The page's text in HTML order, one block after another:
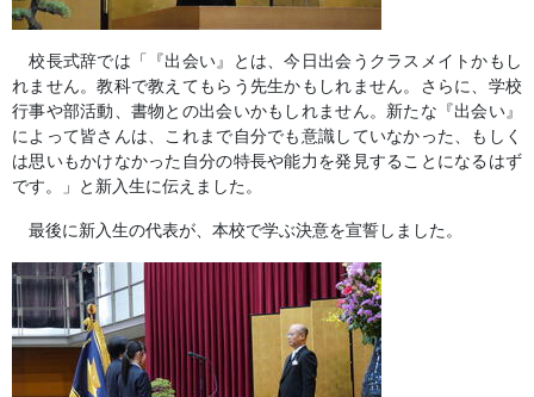
校長式辞では「『出会い』とは、今日出会うクラスメイトかもし
れません。教科で教えてもらう先生かもしれません。さらに、学校
行事や部活動、書物との出会いかもしれません。新たな『出会い』
によって皆さんは、これまで自分でも意識していなかった、もしく
は思いもかけなかった自分の特長や能力を発見することになるはず
です。」と新入生に伝えました。
最後に新入生の代表が、本校で学ぶ決意を宣誓しました。